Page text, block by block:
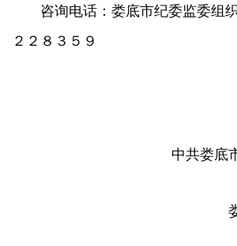
咨询电话：娄底市纪委监委组
２２８３５９
中共娄底